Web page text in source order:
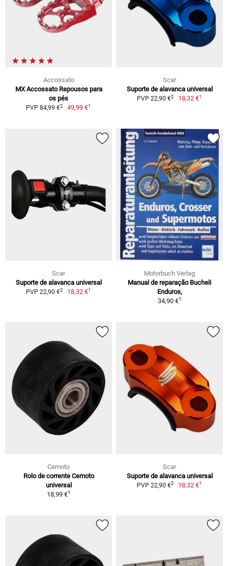
Accossato
MX Accossato Repousos para
os pés
PVP 84,99 €2 49,99 €1
Scar
Suporte de alavanca universal
PVP 22,90 €2 18,32 €1
Scar
Suporte de alavanca universal
PVP 22,90 €2 18,32 €1
Motorbuch Verlag
Manual de reparação Bucheli
Enduros,
34,90 €1
Cemoto
Rolo de corrente Cemoto
universal
18,99 €1
Scar
Suporte de alavanca universal
PVP 22,90 €2 18,32 €1